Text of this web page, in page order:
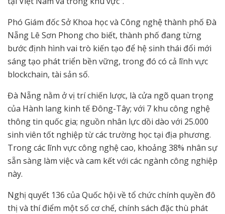
Phó Giám đốc Sở Khoa học và Công nghệ thành phố Đà
Nẵng Lê Sơn Phong cho biết, thành phố đang từng
bước định hình vai trò kiến tạo để hệ sinh thái đổi mới
sáng tạo phát triển bền vững, trong đó có cả lĩnh vực
blockchain, tài sản số.
Đà Nẵng nằm ở vị trí chiến lược, là cửa ngõ quan trọng
của Hành lang kinh tế Đông-Tây; với 7 khu công nghệ
thông tin quốc gia; nguồn nhân lực dồi dào với 25.000
sinh viên tốt nghiệp từ các trường học tại địa phương.
Trong các lĩnh vực công nghệ cao, khoảng 38% nhân sự
sẵn sàng làm việc và cam kết với các ngành công nghiệp
này.
Nghị quyết 136 của Quốc hội về tổ chức chính quyền đô
thị và thí điểm một số cơ chế, chính sách đặc thù phát